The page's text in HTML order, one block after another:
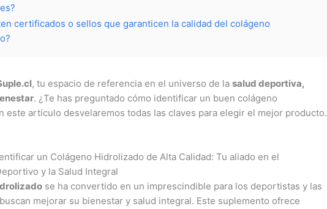
certificados o sellos que garanticen la calidad del colágeno
, tu espacio de referencia en el universo de lasalud deportiva,
. ¿Te has preguntado cómo identificar un buen colágeno
este artículo desvelaremos todas las claves para elegir el mejor producto.
un Colágeno Hidrolizado de Alta Calidad: Tu aliado en el
y la Salud Integral
se ha convertido en un imprescindible para los deportistas y las
mejorar su bienestar y salud integral. Este suplemento ofrece